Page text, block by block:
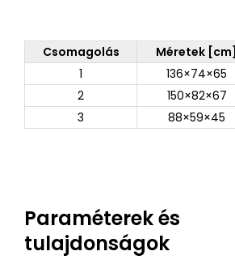
Csomagolás Méretek [cm]
1
136×74×65
2
150×82×67
3
88×59×45
Paraméterek és
tulajdonságok